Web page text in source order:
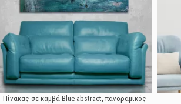
Πίνακας σε καμβά Blue abstract, πανοραμικός